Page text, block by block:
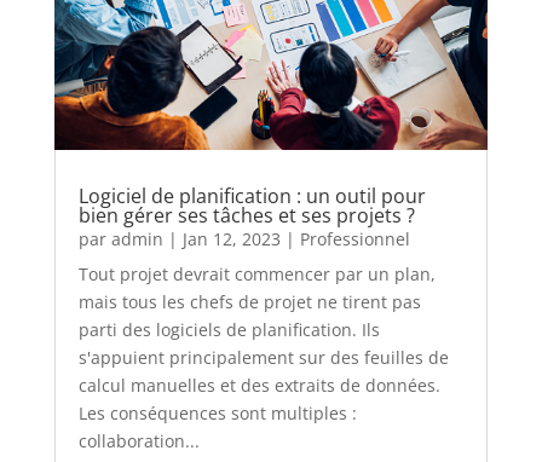
Logiciel de planification : un outil pour
bien gérer ses tâches et ses projets ?
par admin | Jan 12, 2023 | Professionnel
Tout projet devrait commencer par un plan,
mais tous les chefs de projet ne tirent pas
parti des logiciels de planification. Ils
s'appuient principalement sur des feuilles de
calcul manuelles et des extraits de données.
Les conséquences sont multiples :
collaboration...